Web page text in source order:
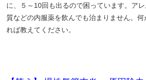
に、５～10回も出るので困っています。ア
質などの内服薬を飲んでも治まりません。
れば教えてください。